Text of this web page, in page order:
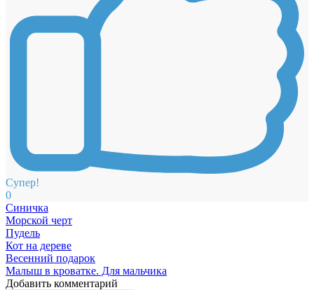
Супер!
0
Синичка
Морской черт
Пудель
Кот на дереве
Весенний подарок
Малыш в кроватке. Для мальчика
Добавить комментарий